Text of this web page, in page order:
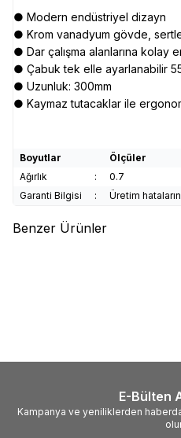
● Modern endüstriyel dizayn
● Krom vanadyum gövde,
● Dar çalışma alanlarına kolay
● Çabuk tek elle ayarlanabilir
● Uzunluk: 300mm
● Kaymaz tutacaklar ile
Boyutlar
Ölçüler
Ağırlık
:
0.7
Garanti Bilgisi
: Üretim
Benzer Ürünler
E-Bülten
Kampanya ve yeniliklerden